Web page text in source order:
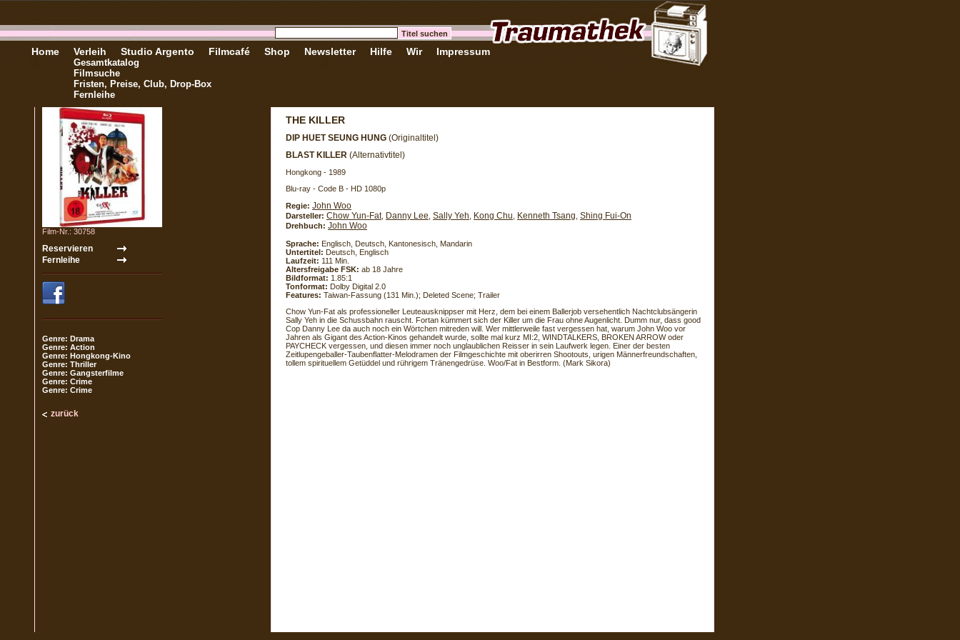
Home Verleih
Gesamtkatalog
Filmsuche
Fristen, Preise, Club, Drop-Box
Fernleihe
Studio Argento Filmcafé Shop Newsletter Hilfe Wir Impressum
Film-Nr.: 30758
Genre: Drama
Genre: Action
Genre: Hongkong-Kino
Genre: Thriller
Genre: Gangsterfilme
Genre: Crime
Genre: Crime
zurück
THE KILLER
DIP HUET SEUNG HUNG (Originaltitel)
BLAST KILLER (Alternativtitel)
Hongkong - 1989
Blu-ray - Code B - HD 1080p
Regie: John Woo
Darsteller: Chow Yun-Fat, Danny Lee Sally Yeh Kong Chu Kenneth Tsang Shing Fui-On
Drehbuch: John Woo
Sprache: Englisch, Deutsch, Kantonesisch, Mandarin
Untertitel: Deutsch, Englisch
Laufzeit: 111 Min.
Altersfreigabe FSK: ab 18 Jahre
Bildformat: 1.85:1
Tonformat: Dolby Digital 2.0
Features: Taiwan-Fassung (131 Min.); Deleted Scene; Trailer
Chow Yun-Fat als professioneller Leuteausknippser mit Herz, dem bei einem Ballerjob versehentlich Nachtclubsängerin
Sally Yeh in die Schussbahn rauscht. Fortan kümmert sich der Killer um die Frau ohne Augenlicht. Dumm nur, dass good
Cop Danny Lee da auch noch ein Wörtchen mitreden will. Wer mittlerweile fast vergessen hat, warum John Woo vor
Jahren als Gigant des Action-Kinos gehandelt wurde, sollte mal kurz MI:2, WINDTALKERS, BROKEN ARROW oder
PAYCHECK vergessen, und diesen immer noch unglaublichen Reisser in sein Laufwerk legen. Einer der besten
Zeitlupengeballer-Taubenflatter-Melodramen der Filmgeschichte mit oberirren Shootouts, urigen Männerfreundschaften,
tollem spirituellem Getüddel und rührigem Tränengedrüse. Woo/Fat in Bestform. (Mark Sikora)